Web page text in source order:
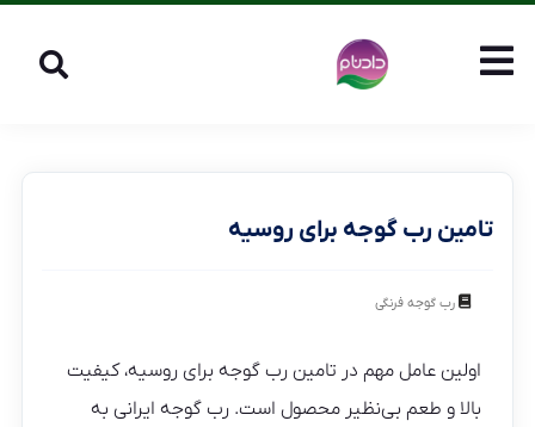
تامین رب گوجه برای روسیه
رب گوجه فرنگی
اولین عامل مهم در تامین رب گوجه برای روسیه، کیفیت
بالا و طعم بی‌نظیر محصول است. رب گوجه ایرانی به